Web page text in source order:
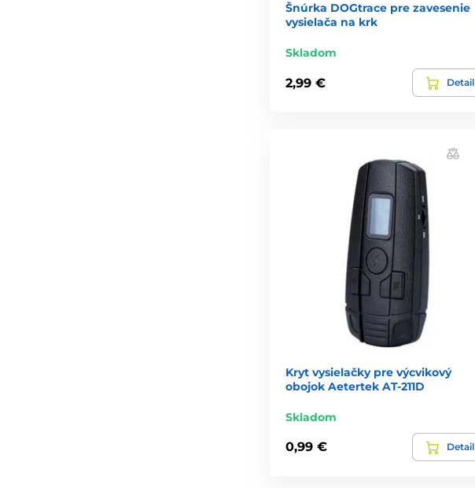
Šnúrka DOGtrace pre zavesenie
vysielača na krk
Skladom
2,99 € Detail
Kryt vysielačky pre výcvikový
obojok Aetertek AT-211D
Skladom
0,99 € Detail